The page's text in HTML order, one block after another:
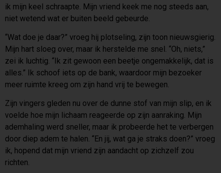
ik mijn keel schraapte. Mijn vriend keek me nog steeds aan,
niet wetend wat er buiten beeld gebeurde.
“Wat doe je daar?” vroeg hij plotseling, zijn toon nieuwsgierig.
Mijn hart sloeg over, maar ik herstelde me snel. “Oh, niets,”
zei ik luchtig. “Ik zit gewoon een beetje ongemakkelijk, dat is
alles.” Ik schoof iets op de bank, waardoor mijn bezoeker
meer ruimte kreeg om zijn hand vrij te bewegen.
Zijn vingers gleden nu over de dunne stof van mijn slip, en ik
voelde hoe mijn lichaam reageerde op zijn aanraking. Mijn
ademhaling werd sneller, maar ik probeerde het te verbergen
door diep adem te halen. “En jij, wat ga je straks doen?” vroeg
ik, hopend dat mijn vriend zijn aandacht op zichzelf zou
richten.